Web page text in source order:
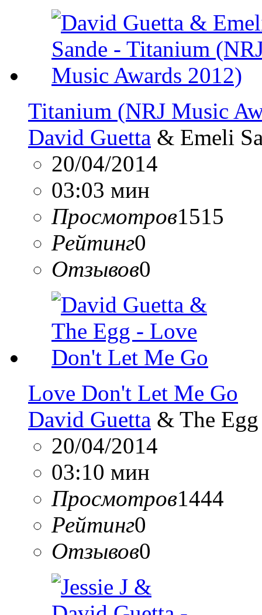
Titanium (NRJ Music
David Guetta & Emeli
20/04/2014
03:03 мин
Просмотров1515
Рейтинг0
Отзывов0
Love Don't Let Me Go
David Guetta & The Egg
20/04/2014
03:10 мин
Просмотров1444
Рейтинг0
Отзывов0